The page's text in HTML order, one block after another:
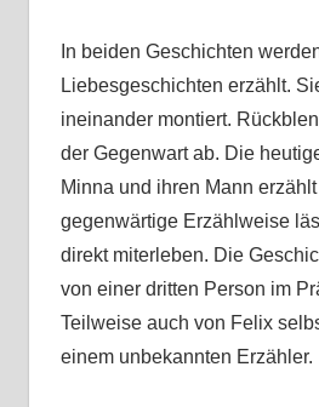
In beiden Geschichten
Liebesgeschichten erzählt.
ineinander montiert.
der Gegenwart ab. Die
Minna und ihren Mann
gegenwärtige Erzählweise
direkt miterleben. Die
von einer dritten Person im
Teilweise auch von Felix
einem unbekannten Erzähler.